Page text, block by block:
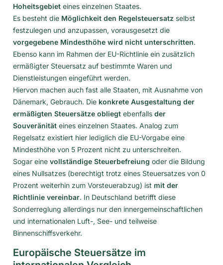
Hoheitsgebiet eines einzelnen Staates.
Es besteht die Möglichkeit den Regelsteuersatz selbst
festzulegen und anzupassen, vorausgesetzt die
vorgegebene Mindesthöhe wird nicht unterschritten.
Ebenso kann im Rahmen der EU-Richtlinie ein zusätzlich
ermäßigter Steuersatz auf bestimmte Waren und
Dienstleistungen eingeführt werden.
Hiervon machen auch fast alle Staaten, mit Ausnahme von
Dänemark, Gebrauch. Die konkrete Ausgestaltung der
ermäßigten Steuersätze obliegt ebenfalls der
Souveränität eines einzelnen Staates. Analog zum
Regelsatz existiert hier lediglich die EU-Vorgabe eine
Mindesthöhe von 5 Prozent nicht zu unterschreiten.
Sogar eine vollständige Steuerbefreiung oder die Bildung
eines Nullsatzes (berechtigt trotz eines Steuersatzes von 0
Prozent weiterhin zum Vorsteuerabzug) ist mit der
Richtlinie vereinbar. In Deutschland betrifft diese
Sonderreglung allerdings nur den innergemeinschaftlichen
und internationalen Luft-, See- und teilweise
Binnenschiffsverkehr.
Europäische Steuersätze im